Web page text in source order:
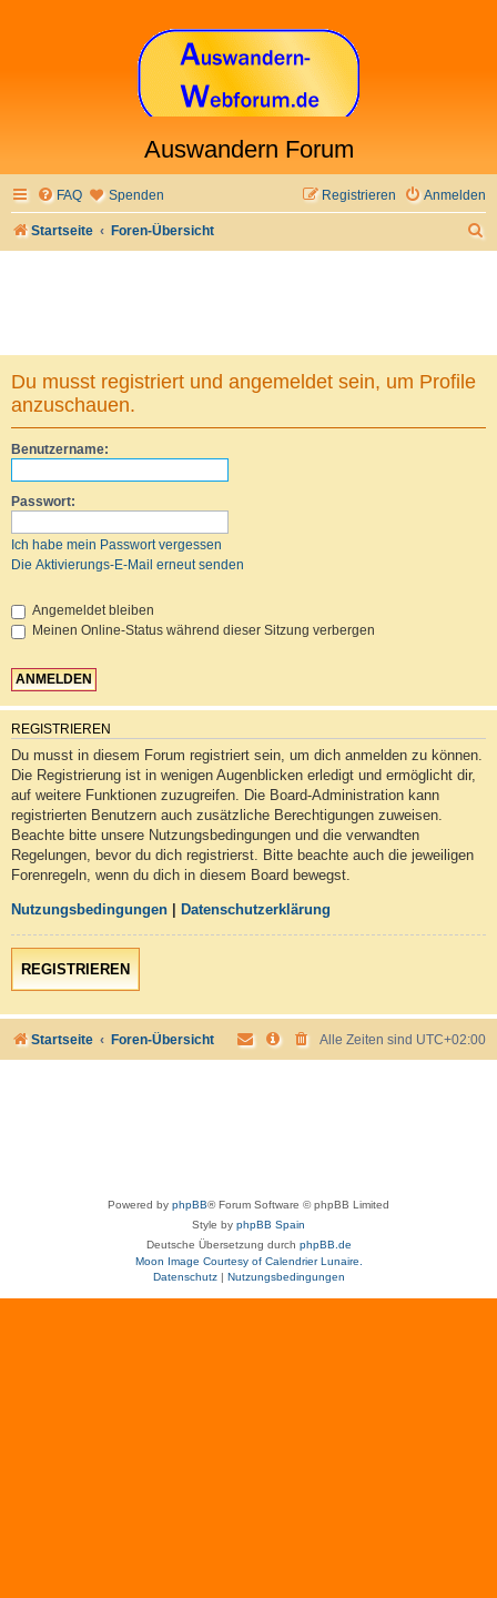
Auswandern Forum
FAQ Spenden Anmelden
Registrieren
Startseite Foren-Übersicht
Du musst registriert und angemeldet sein, um Profile
anzuschauen.
Benutzername:
Passwort:
Ich habe mein Passwort vergessen
Die Aktivierungs-E-Mail erneut senden
Angemeldet bleiben
Meinen Online-Status während dieser Sitzung verbergen
REGISTRIEREN
Du musst in diesem Forum registriert sein, um dich anmelden zu können.
Die Registrierung ist in wenigen Augenblicken erledigt und ermöglicht dir,
auf weitere Funktionen zuzugreifen. Die Board-Administration kann
registrierten Benutzern auch zusätzliche Berechtigungen zuweisen.
Beachte bitte unsere Nutzungsbedingungen und die verwandten
Regelungen, bevor du dich registrierst. Bitte beachte auch die jeweiligen
Forenregeln, wenn du dich in diesem Board bewegst.
Nutzungsbedingungen Datenschutzerklärung
REGISTRIEREN
Startseite Foren-Übersicht Alle Zeiten sind UTC+02:00
Powered by phpBB® Forum Software © phpBB Limited
Style by phpBB Spain
Deutsche Übersetzung durch phpBB.de
Moon Image Courtesy of Calendrier Lunaire.
Datenschutz| Nutzungsbedingungen